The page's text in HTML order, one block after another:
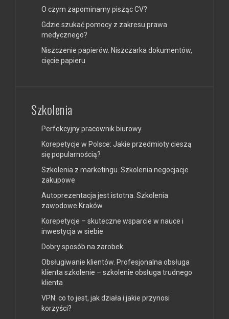
O czym zapominamy pisząc CV?
Gdzie szukać pomocy z zakresu prawa
medycznego?
Niszczenie papierów. Niszczarka dokumentów,
cięcie papieru
Szkolenia
Perfekcyjny pracownik biurowy
Korepetycje w Polsce: Jakie przedmioty cieszą
się popularnością?
Szkolenia z marketingu. Szkolenia negocjacje
zakupowe
Autoprezentacja jest istotna. Szkolenia
zawodowe Kraków
Korepetycje – skuteczne wsparcie w nauce i
inwestycja w siebie
Dobry sposób na zarobek
Obsługiwanie klientów. Profesjonalna obsługa
klienta szkolenie – szkolenie obsługa trudnego
klienta
VPN: co to jest, jak działa i jakie przynosi
korzyści?